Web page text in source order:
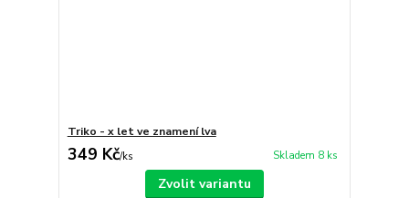
Triko - x let ve znamení lva
349 Kč/ks Skladem 8 ks
Zvolit variantu